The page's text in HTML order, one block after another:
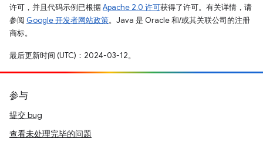
许可，并且代码示例已根据Apache 2.0 许可获得了许可。有关详情，请
参阅 Google 开发者网站政策。Java 是 Oracle 和/或其关联公司的注册
商标。
最后更新时间 (UTC)：2024-03-12。
参与
提交 bug
查看未处理完毕的问题